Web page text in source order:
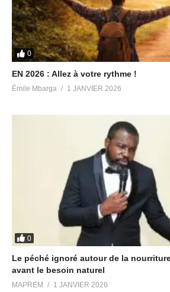
0
EN 2026 : Allez à votre rythme !
Émile Mbarga 1 JANVIER 2026
0
Le péché ignoré autour de la
avant le besoin naturel
MAPREM 1 JANVIER 2026